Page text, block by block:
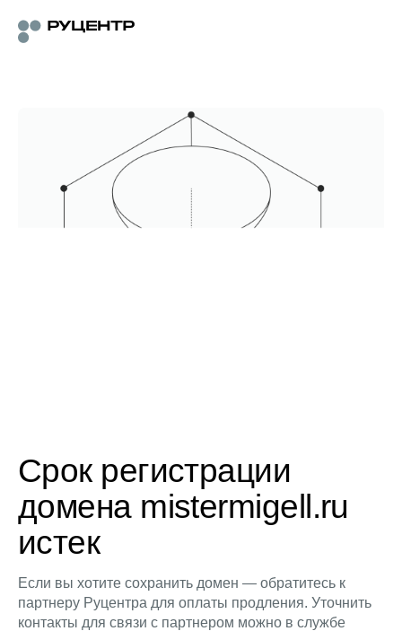
Срок регистрации
домена mistermigell.ru
истек
Если вы хотите сохранить домен — обратитесь к
партнеру Руцентра для оплаты продления. Уточнить
контакты для связи с партнером можно в службе